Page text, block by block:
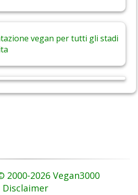
vegan per tutti gli stadi
2026 Vegan3000
Disclaimer